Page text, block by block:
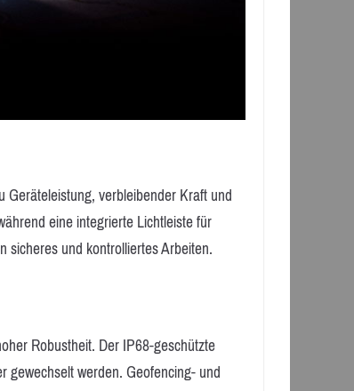
verbleibender Kraft und
eine integrierte Lichtleiste für
sicheres und kontrolliertes Arbeiten.
Robustheit. Der IP68-geschützte
werden. Geofencing- und